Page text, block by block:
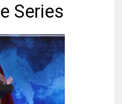
Series